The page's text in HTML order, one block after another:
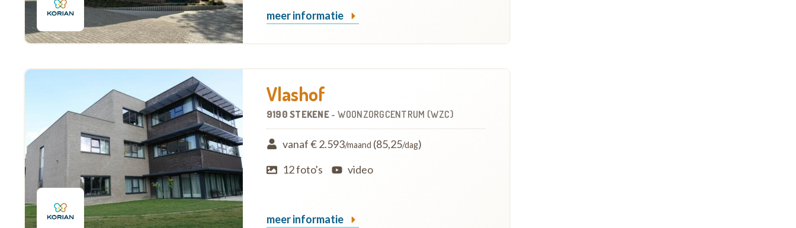
meer informatie
Vlashof
9190 STEKENE - WOONZORGCENTRUM (WZC)
vanaf € 2.593/maand (85,25/dag)
12 foto's
video
meer informatie